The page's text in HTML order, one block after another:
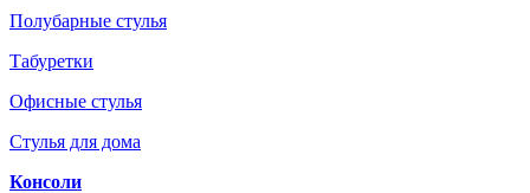
Полубарные стулья
Табуретки
Офисные стулья
Стулья для дома
Консоли